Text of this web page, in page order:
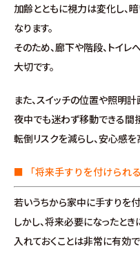
企業情報・アクセス
∟レモンホーム
お問い合わせ
∟資料請求
∟来場予約
加齢とともに視力は変化し、
なります。
そのため、廊下や階段、トイ
大切です。
また、スイッチの位置や照明計
夜中でも迷わず移動できる間
転倒リスクを減らし、安心感を
■ 「将来手すりを付けられ
若いうちから家中に手すりを
しかし、将来必要になったと
入れておくことは非常に有効で